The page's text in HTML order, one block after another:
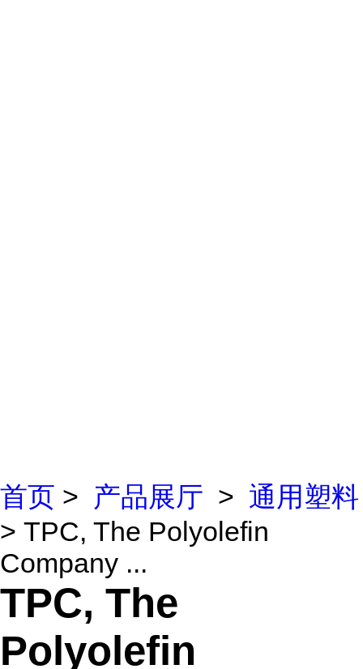
首页 > 产品展厅 > 通用塑料
> TPC, The Polyolefin
Company ...
TPC, The
Polyolefin